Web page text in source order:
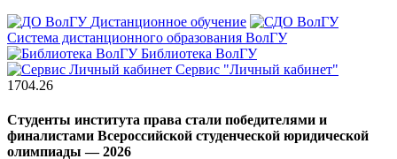
Дистанционное обучение
Система дистанционного образования ВолГУ
Библиотека ВолГУ
Сервис "Личный кабинет"
1704.26
Студенты института права стали победителями и
финалистами Всероссийской студенческой юридической
олимпиады — 2026